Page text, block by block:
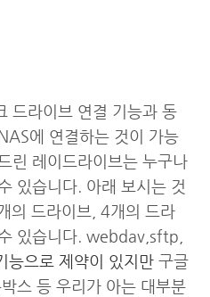
드라이브 연결 기능과 동
에 연결하는 것이 가능
린 레이드라이브는 누구나
있습니다. 아래 보시는 것
의 드라이브, 4개의 드라
있습니다. webdav,sftp,
능으로 제약이 있지만 구글
스 등 우리가 아는 대부분